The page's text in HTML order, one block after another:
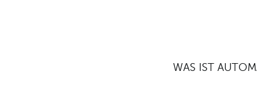
WAS IST